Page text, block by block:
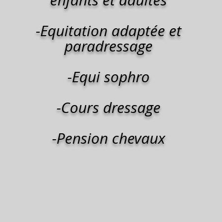
-Equitation adaptée et
paradressage
-Equi sophro
-Cours dressage
-Pension chevaux